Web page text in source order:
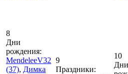
8
Дни
рождения:
MendeleeV32
(37), Димка
9
Праздники:
10
Дни